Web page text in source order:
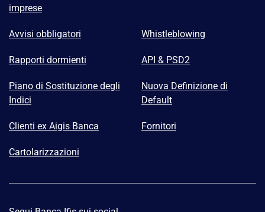
imprese
Avvisi obbligatori Whistleblowing
Rapporti dormienti API & PSD2
Piano di Sostituzione degli
Indici
Nuova Definizione di
Default
Clienti ex Aigis Banca Fornitori
Cartolarizzazioni